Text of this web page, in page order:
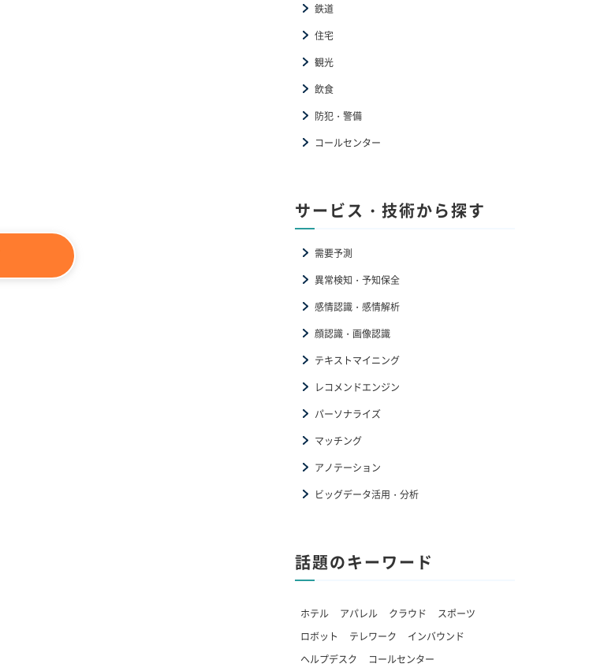
鉄道
住宅
観光
飲食
防犯・警備
コールセンター
サービス・技術から探す
需要予測
異常検知・予知保全
感情認識・感情解析
顔認識・画像認識
テキストマイニング
レコメンドエンジン
パーソナライズ
マッチング
アノテーション
ビッグデータ活用・分析
話題のキーワード
ホテル アパレル クラウド
スポーツ
ロボット
テレワーク
インバウンド
ヘルプデスク
コールセンター